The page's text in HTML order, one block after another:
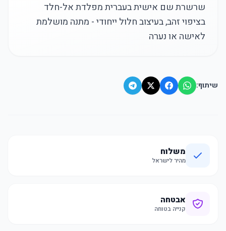
שרשרת שם אישית בעברית מפלדת אל-חלד
בציפוי זהב, בעיצוב חלול ייחודי - מתנה מושלמת
לאישה או נערה
שיתוף:
משלוח
מהיר לישראל
אבטחה
קנייה בטוחה